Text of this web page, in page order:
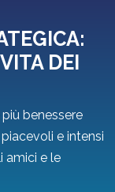
DEI
benessere
e intensi
amici e le